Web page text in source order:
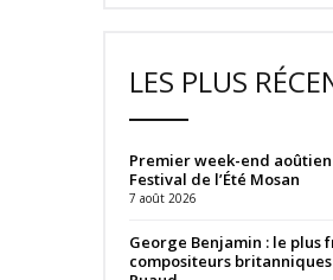
LES PLUS
Premier week-end
Festival de l’Été Mosan
7 août 2026
George Benjamin : le plus
compositeurs